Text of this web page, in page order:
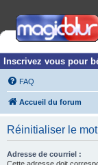
Inscrivez vous pour
FAQ
Accueil du forum
Réinitialiser le
Adresse de courriel :